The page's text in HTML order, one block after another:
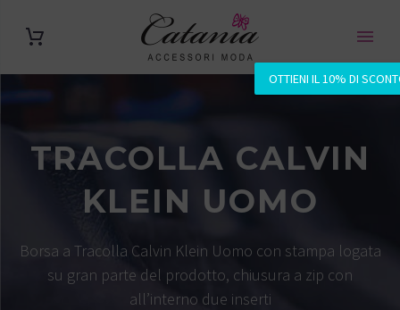
OTTIENI IL 10% DI
TRACOLLA CALVIN
KLEIN UOMO
Borsa a Tracolla Calvin Klein Uomo con stampa logata
su gran parte del prodotto, chiusura a zip con
all’interno due inserti